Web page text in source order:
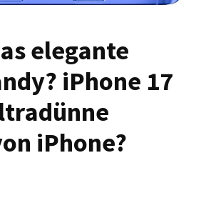
elegante
iPhone 17
iPhone?